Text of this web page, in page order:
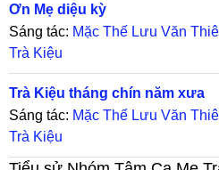
Ơn Mẹ diệu kỳ
Sáng tác: Mặc Thế Lưu Văn
Trà Kiệu
Trà Kiệu tháng chín năm xưa
Sáng tác: Mặc Thế Lưu Văn
Trà Kiệu